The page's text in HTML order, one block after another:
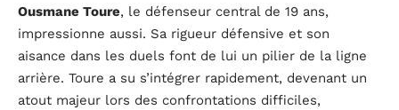
Ousmane Toure, le défenseur central de 19 ans,
impressionne aussi. Sa rigueur défensive et son
aisance dans les duels font de lui un pilier de la ligne
arrière. Toure a su s’intégrer rapidement, devenant un
atout majeur lors des confrontations difficiles,